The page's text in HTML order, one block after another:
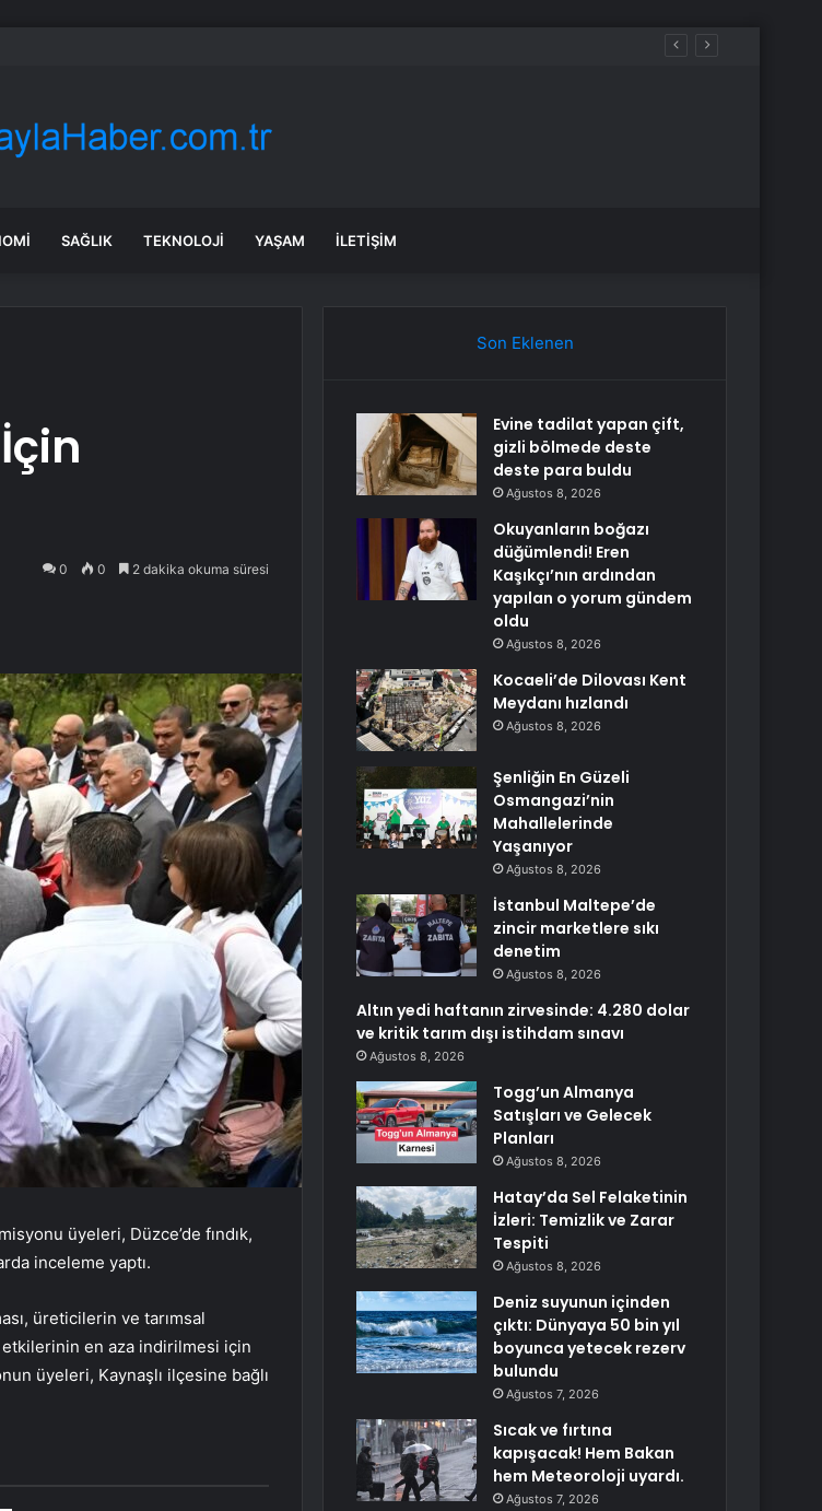
Eren Kaşıkçı’nın ardından yapılan o yorum gündem oldu
SAĞLIK TEKNOLOJI YAŞAM İLETIŞIM
0 0 2 dakika okuma süresi
üyeleri, Düzce’de fındık,
inceleme yaptı.
üreticilerin ve tarımsal
etkilerinin en aza indirilmesi için
üyeleri, Kaynaşlı ilçesine bağlı
Son Eklenen
Evine tadilat yapan çift,
gizli bölmede deste
deste para buldu
Ağustos 8, 2026
Okuyanların boğazı
düğümlendi! Eren
Kaşıkçı’nın ardından
yapılan o yorum gündem
oldu
Ağustos 8, 2026
Kocaeli’de Dilovası Kent
Meydanı hızlandı
Ağustos 8, 2026
Şenliğin En Güzeli
Osmangazi’nin
Mahallelerinde
Yaşanıyor
Ağustos 8, 2026
İstanbul Maltepe’de
zincir marketlere sıkı
denetim
Ağustos 8, 2026
Altın yedi haftanın zirvesinde: 4.280 dolar
ve kritik tarım dışı istihdam sınavı
Ağustos 8, 2026
Togg’un Almanya
Satışları ve Gelecek
Planları
Ağustos 8, 2026
Hatay’da Sel Felaketinin
İzleri: Temizlik ve Zarar
Tespiti
Ağustos 8, 2026
Deniz suyunun içinden
çıktı: Dünyaya 50 bin yıl
boyunca yetecek rezerv
bulundu
Ağustos 7, 2026
Sıcak ve fırtına
kapışacak! Hem Bakan
hem Meteoroloji uyardı.
Ağustos 7, 2026